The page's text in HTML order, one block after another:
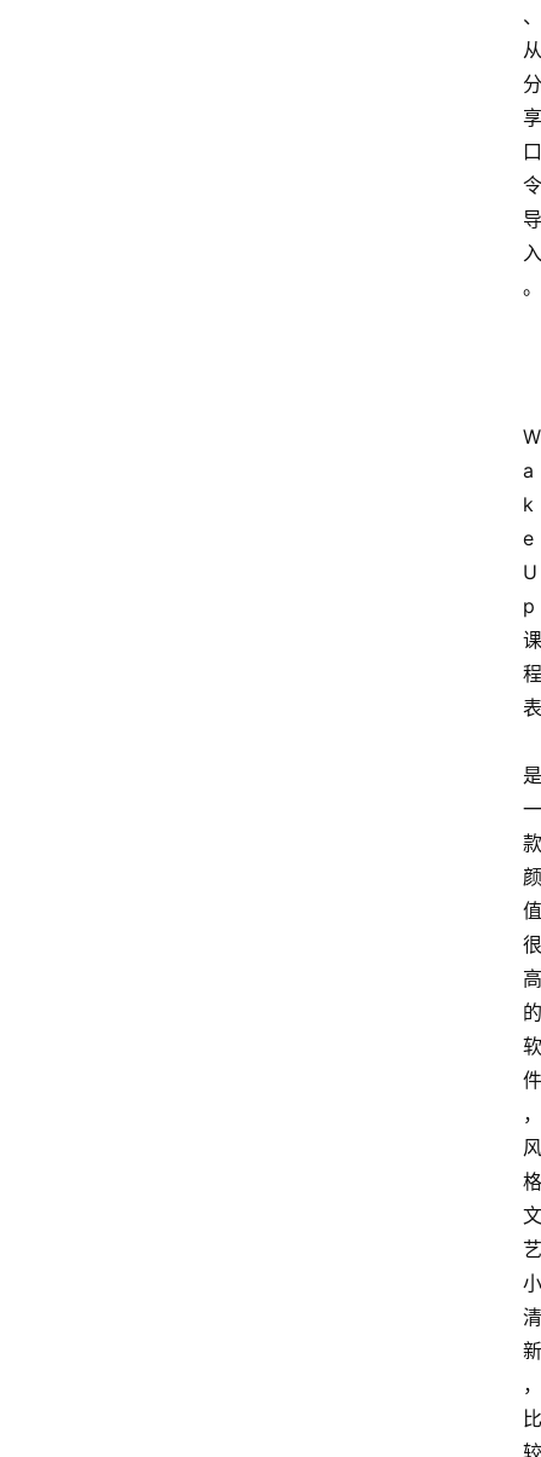
、
从
分
享
口
令
导
入
。
W
a
k
e
U
p
课
程
表
是
一
款
颜
值
很
高
的
软
件
，
风
格
文
艺
小
清
新
，
比
较